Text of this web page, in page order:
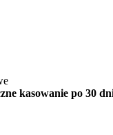
kasowanie po 30